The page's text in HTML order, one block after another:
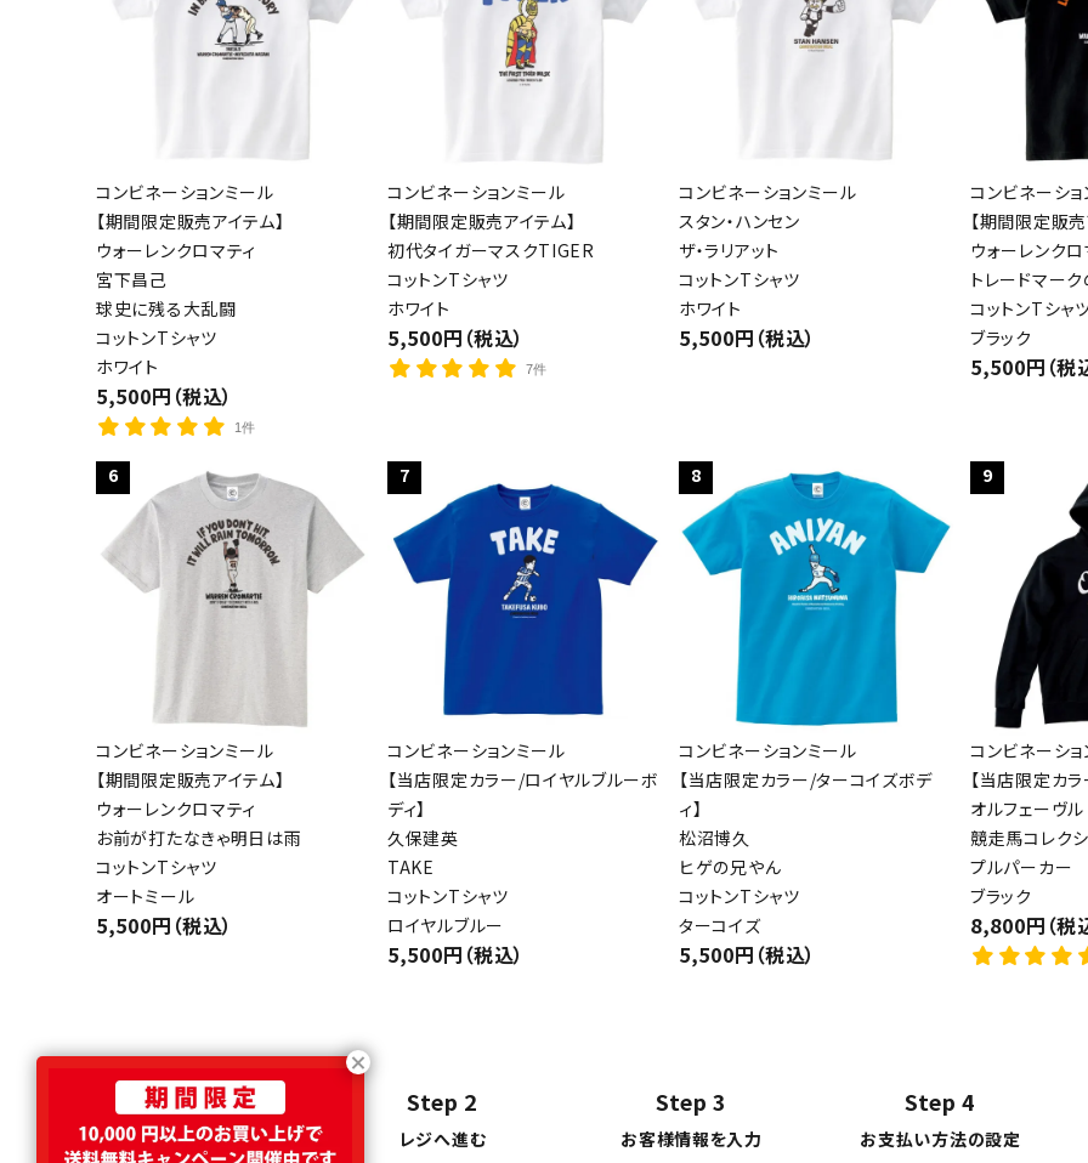
コンビネーションミール
【期間限定販売アイテム】
ウォーレンクロマティ
宮下昌己
球史に残る大乱闘
コットンTシャツ
ホワイト
5,500円（税込）
1件
コンビネーションミール
【期間限定販売アイテム】
初代タイガーマスクTIGER
コットンTシャツ
ホワイト
5,500円（税込）
7件
コンビネーションミール
スタン・ハンセン
ザ・ラリアット
コットンTシャツ
ホワイト
5,500円（税込）
コンビネーシ
【期間限定販売
ウォーレンクロ
トレードマー
コットンTシャ
ブラック
5,500円（税
6
コンビネーションミール
【期間限定販売アイテム】
ウォーレンクロマティ
お前が打たなきゃ明日は雨
コットンTシャツ
オートミール
5,500円（税込）
7
コンビネーションミール
【当店限定カラー/ロイヤルブルーボ
ディ】
久保建英
TAKE
コットンTシャツ
ロイヤルブルー
5,500円（税込）
8
コンビネーションミール
【当店限定カラー/ターコイズボデ
ィ】
松沼博久
ヒゲの兄やん
コットンTシャツ
ターコイズ
5,500円（税込）
9
コンビネーシ
【当店限定カ
オルフェーヴル
競走馬コレク
プルパーカー
ブラック
8,800円（税
Step 1
商品をカートに入れる
Step 2
レジへ進む
Step 3
お客様情報を入力
Step 4
お支払い方法の設定